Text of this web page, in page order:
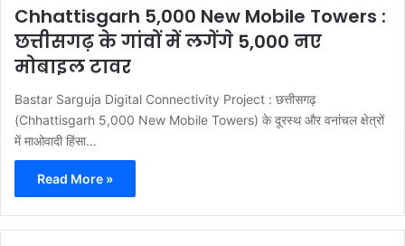
Chhattisgarh 5,000 New Mobile Towers :
छत्तीसगढ़ के गांवों में लगेंगे 5,000 नए
मोबाइल टावर
Bastar Sarguja Digital Connectivity Project : छत्तीसगढ़
(Chhattisgarh 5,000 New Mobile Towers) के दूरस्थ और वनांचल क्षेत्रों
में माओवादी हिंसा…
Read More »